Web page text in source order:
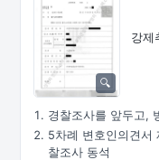
강제
경찰조사를 앞두고,
5차례 변호인의견서
찰조사 동석